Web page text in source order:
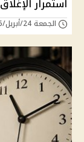
استمرار الإغلاق الساعة
الجمعة 24/أبريل/2026 - 10:32 م